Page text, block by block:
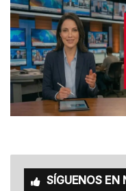
SÍGUENOS EN